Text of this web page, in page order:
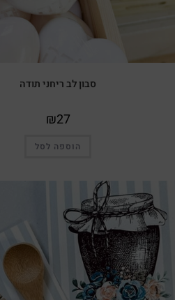
סבון לב ריחני תודה
₪27
הוספה לסל